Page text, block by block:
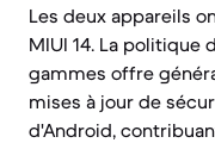
Les deux appareils
MIUI 14. La politique
gammes offre
mises à jour de
d'Android,